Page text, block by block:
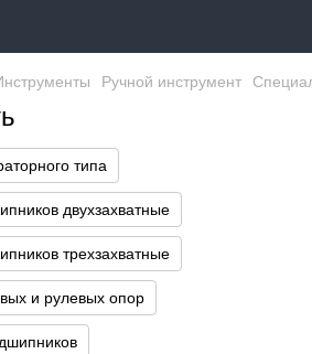
Ручной инструмент
типа
двухзахватные
трехзахватные
и рулевых опор